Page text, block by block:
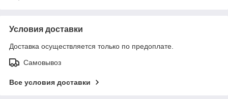
Условия доставки
Доставка осуществляется только по предоплате.
Самовывоз
Все условия доставки